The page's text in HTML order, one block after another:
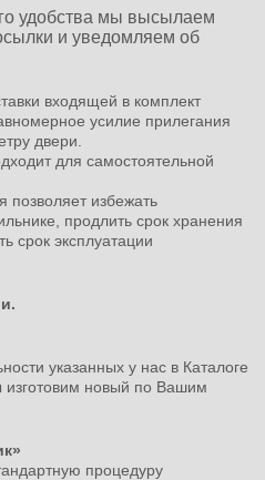
удобства мы высылаем
и уведомляем об
входящей в комплект
усилие прилегания
двери.
для самостоятельной
позволяет избежать
продлить срок хранения
срок эксплуатации
указанных у нас в Каталоге
изготовим новый по Вашим
процедуру